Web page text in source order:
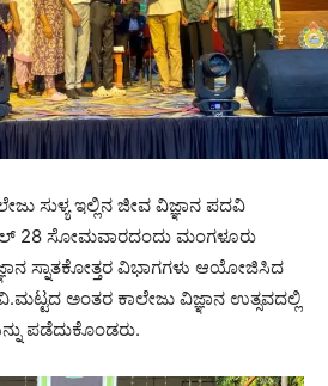
ಸುಳ್ಯ ಇಲ್ಲಿನ ಜೀವ ವಿಜ್ಞಾನ ಪದವಿ
28 ಸೋಮವಾರದಂದು ಮಂಗಳೂರು
ಸ್ನಾತಕೋತ್ತರ ವಿಭಾಗಗಳು ಆಯೋಜಿಸಿದ
ಅಂತರ ಕಾಲೇಜು ವಿಜ್ಞಾನ ಉತ್ಸವದಲ್ಲಿ
ಪಡೆದುಕೊಂಡರು.